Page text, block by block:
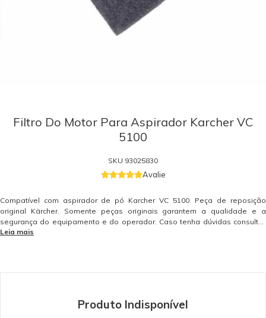
Filtro Do Motor Para Aspirador Karcher VC
5100
SKU 93025830
Avalie
Compatível com aspirador de pó Karcher VC 5100. Peça de reposição
original Kärcher. Somente peças originais garantem a qualidade e a
segurança do equipamento e do operador. Caso tenha dúvidas consulte-
nos. Itens Inclusos 01 Filtro do Motor Karcher VC 5100
Leia mais
Produto Indisponível